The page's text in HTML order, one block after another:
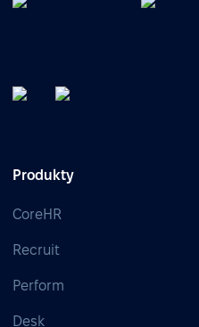
Produkty
CoreHR
Recruit
Perform
Desk